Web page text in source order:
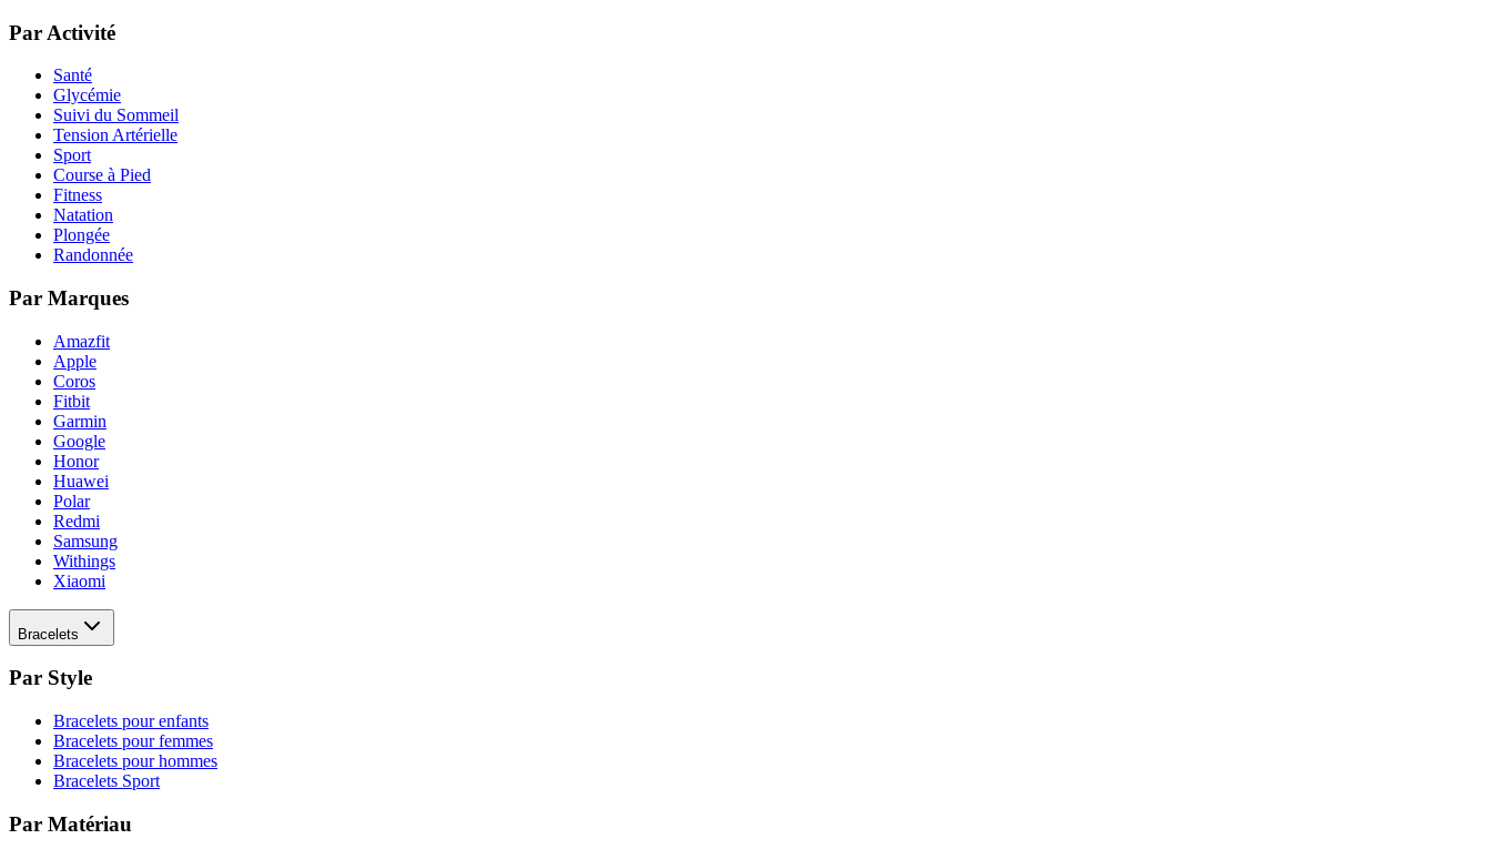
Par Activité
Santé
Glycémie
Suivi du Sommeil
Tension Artérielle
Sport
Course à Pied
Fitness
Natation
Plongée
Randonnée
Par Marques
Amazfit
Apple
Coros
Fitbit
Garmin
Google
Honor
Huawei
Polar
Redmi
Samsung
Withings
Xiaomi
Bracelets
Par Style
Bracelets pour enfants
Bracelets pour femmes
Bracelets pour hommes
Bracelets Sport
Par Matériau